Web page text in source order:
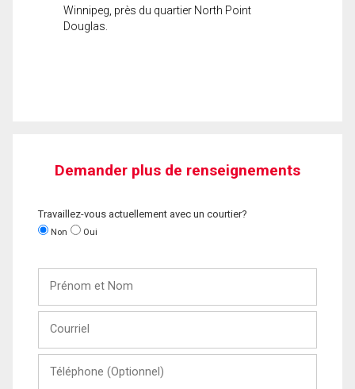
Winnipeg, près du quartier North Point
Douglas.
Demander plus de renseignements
Travaillez-vous actuellement avec un courtier?
Non Oui
Nom
(Optionnel)